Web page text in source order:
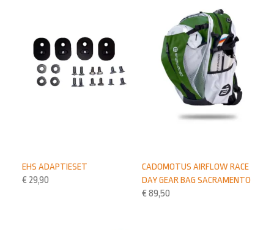
CADOMOTUS AIRFLOW RACE
DAY GEAR BAG SACRAMENTO
€ 89,50
EHS ADAPTIESET
€ 29,90